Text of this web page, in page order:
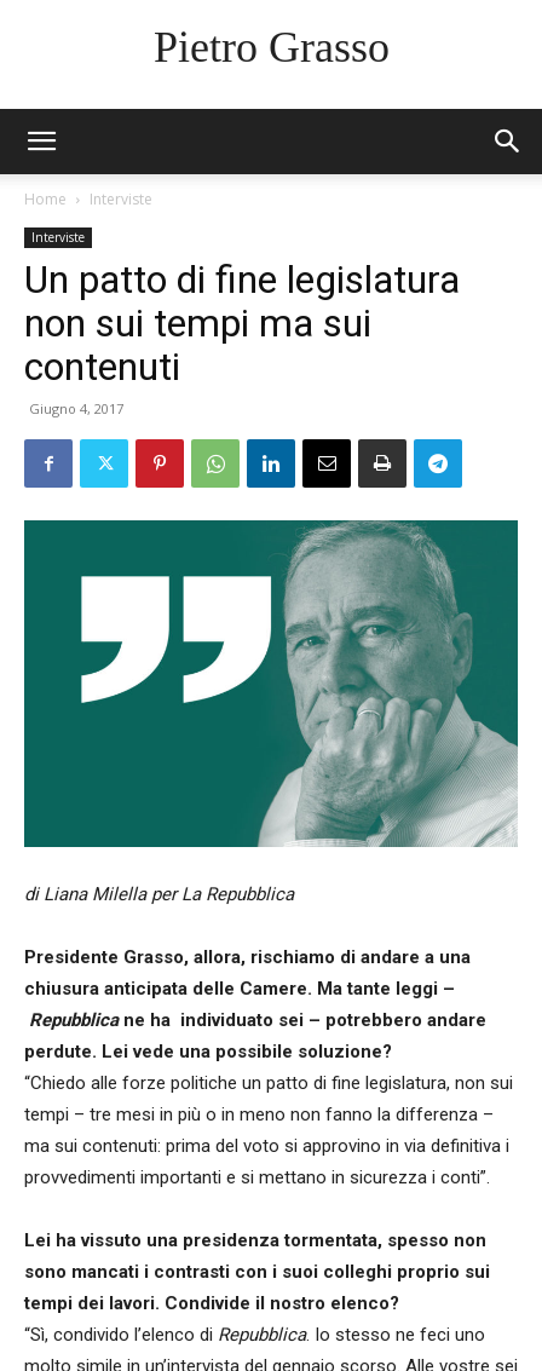
Pietro Grasso
Home Interviste
Interviste
Un patto di fine legislatura
non sui tempi ma sui
contenuti
Giugno 4, 2017
di Liana Milella per La Repubblica
Presidente Grasso, allora, rischiamo di andare a una
chiusura anticipata delle Camere. Ma tante leggi –
Repubblicane ha individuato sei – potrebbero andare
perdute. Lei vede una possibile soluzione?
“Chiedo alle forze politiche un patto di fine legislatura, non sui
tempi – tre mesi in più o in meno non fanno la differenza –
ma sui contenuti: prima del voto si approvino in via definitiva i
provvedimenti importanti e si mettano in sicurezza i conti”.
Lei ha vissuto una presidenza tormentata, spesso non
sono mancati i contrasti con i suoi colleghi proprio sui
tempi dei lavori. Condivide il nostro elenco?
“Sì, condivido l’elenco di Repubblica. Io stesso ne feci uno
molto simile in un’intervista del gennaio scorso. Alle vostre sei